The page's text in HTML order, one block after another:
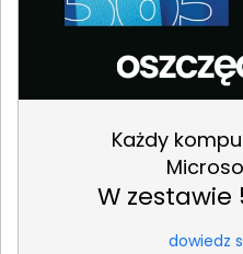
Każdy
W zestawie
dowiedz